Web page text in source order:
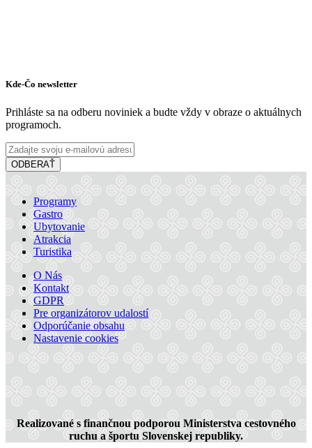
Kde-Čo newsletter
Prihláste sa na odberu noviniek a budte vždy v obraze o aktuálnych
programoch.
ODBERAŤ
Programy
Gastro
Ubytovanie
Atrakcia
Turistika
O Nás
Kontakt
GDPR
Pre organizátorov udalostí
Odporúčanie obsahu
Nastavenie cookies
Realizované s finančnou podporou Ministerstva cestovného
ruchu a športu Slovenskej republiky.